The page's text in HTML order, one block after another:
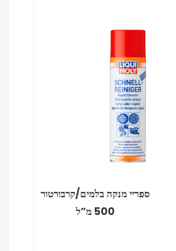
ספריי מנקה בלמים/קרבורטור
500 מ”ל